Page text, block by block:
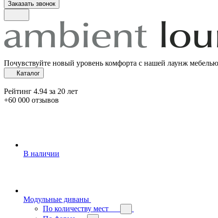
Заказать звонок
Почувствуйте новый уровень комфорта с нашей лаунж мебелью
Каталог
Рейтинг 4.94 за 20 лет
+60 000 отзывов
В наличии
Модульные диваны
По количеству мест